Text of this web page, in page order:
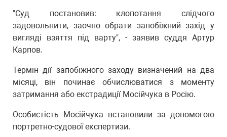
"Суд постановив: клопотання слідчого
задовольнити, заочно обрати запобіжний захід у
вигляді взяття під варту", - заявив суддя Артур
Карпов.
Термін дії запобіжного заходу визначений на два
місяці, він починає обчислюватися з моменту
затримання або екстрадиції Мосійчука в Росію.
Особистість Мосійчука встановили за допомогою
портретно-судової експертизи.